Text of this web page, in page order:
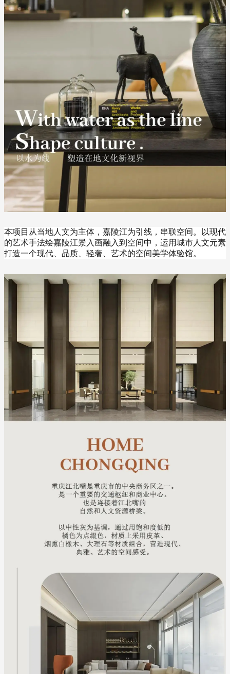
本项目从当地人文为主体，嘉陵江为引线，串联空间。以现代
的艺术手法绘嘉陵江景入画融入到空间中，运用城市人文元素
打造一个现代、品质、轻奢、艺术的空间美学体验馆。